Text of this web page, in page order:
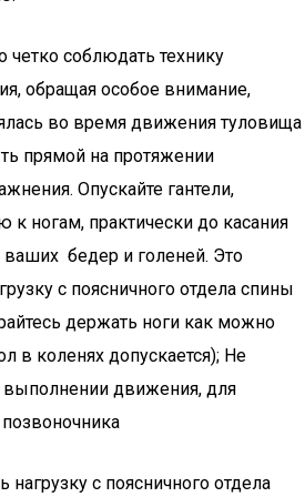
соблюдать технику
обращая особое внимание,
во время движения туловища
прямой на протяжении
Опускайте гантели,
к ногам, практически до касания
ваших бедер и голеней. Это
с поясничного отдела спины
держать ноги как можно
в коленях допускается); Не
выполнении движения, для
нагрузку с поясничного отдела